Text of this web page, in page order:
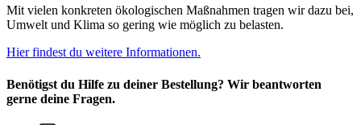
Mit vielen konkreten ökologischen Maßnahmen tragen wir dazu bei,
Umwelt und Klima so gering wie möglich zu belasten.
Hier findest du weitere Informationen.
Benötigst du Hilfe zu deiner Bestellung? Wir beantworten
gerne deine Fragen.